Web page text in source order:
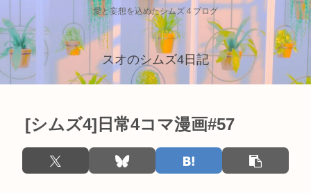
愛と妄想を込めたシムズ４ブログ
スオのシムズ4日記
[シムズ4]日常4コマ漫画#57